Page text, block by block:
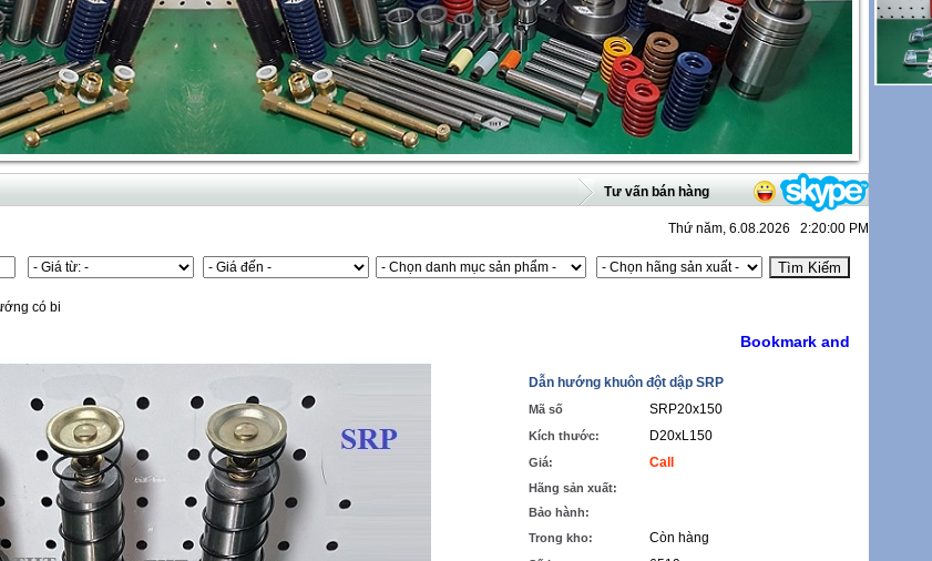
Tư vấn bán hàng
Thứ năm, 6.08.2026 2:20:00 PM
có bi
Dẫn hướng khuôn đột dập SRP
Mã số SRP20x150
Kích thước: D20xL150
Giá: Call
Hãng sản xuất:
Bảo hành:
Trong kho:
Còn hàng